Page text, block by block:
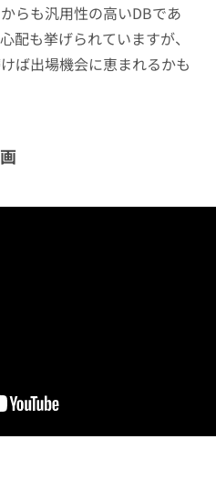
らも汎用性の高いDBであ
配も挙げられていますが、
ば出場機会に恵まれるかも